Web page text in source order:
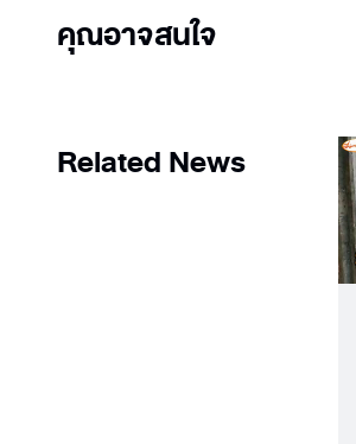
คุณอาจสนใจ
Related News